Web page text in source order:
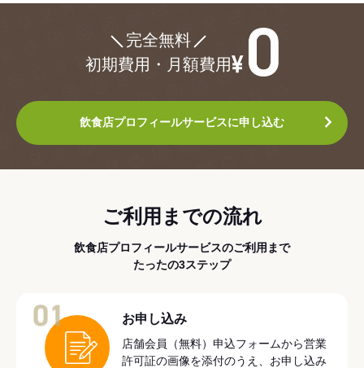
完全無料
初期費用・月額費用
飲食店プロフィールサービスに申し込む
ご利用までの流れ
飲食店プロフィールサービスのご利用まで
たったの3ステップ
お申し込み
店舗会員（無料）申込フォームから営業
許可証の画像を添付のうえ、お申し込み